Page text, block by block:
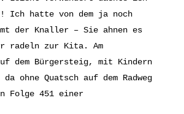
Ich hatte von dem ja noch
der Knaller – Sie ahnen es
radeln zur Kita. Am
dem Bürgersteig, mit Kindern
Quatsch auf dem Radweg
Folge 451 einer